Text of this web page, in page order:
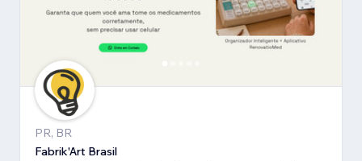
PR, BR
Fabrik'Art Brasil